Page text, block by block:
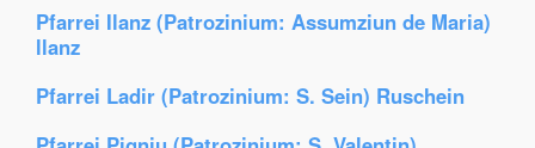
Pfarrei Ilanz (Patrozinium: Assumziun de Maria)
llanz
Pfarrei Ladir (Patrozinium: S. Sein) Ruschein